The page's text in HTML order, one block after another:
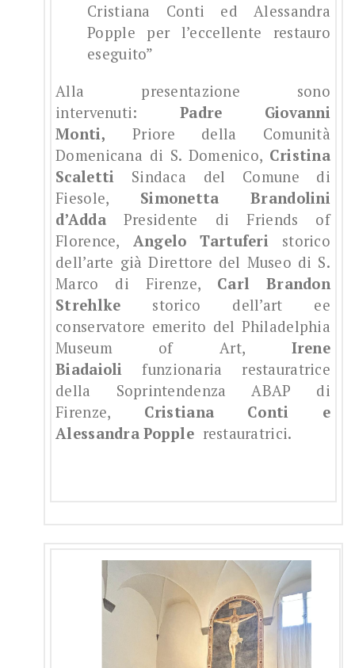
Cristiana Conti ed Alessandra
Popple per l’eccellente restauro
eseguito”
Alla presentazione sono
intervenuti: Padre Giovanni
Monti, Priore della Comunità
Domenicana di S. Domenico, Cristina
Scaletti
Sindaca del Comune di
Fiesole, Simonetta Brandolini
d’AddaPresidente di Friends of
Florence, Angelo Tartuferi storico
dell’arte già Direttore del Museo di S.
Marco di Firenze, Carl Brandon
Strehlke storico dell’art ee
conservatore emerito del Philadelphia
Museum of Art, Irene
Biadaioli
funzionaria restauratrice
della Soprintendenza ABAP di
Firenze, Cristiana Conti e
Alessandra Popplerestauratrici.